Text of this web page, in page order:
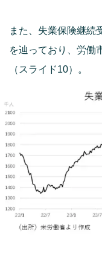
また、失業保険継続
を辿っており、労働
（スライド10）。